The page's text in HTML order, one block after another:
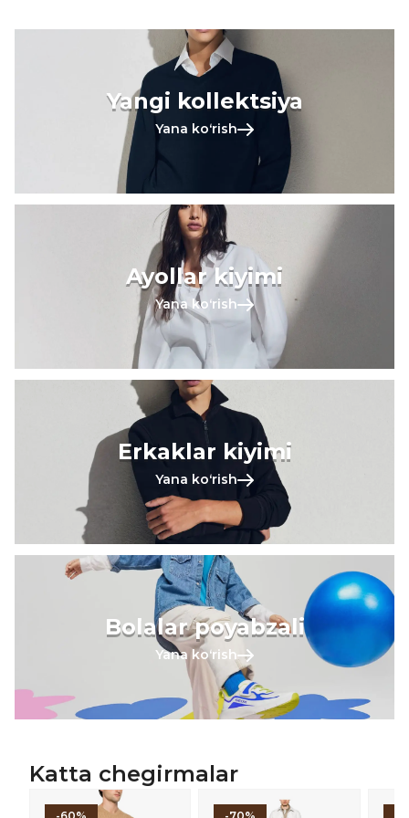
Yangi kollektsiya
Yana koʻrish
Ayollar kiyimi
Yana koʻrish
Erkaklar kiyimi
Yana koʻrish
Bolalar poyabzali
Yana koʻrish
Katta chegirmalar